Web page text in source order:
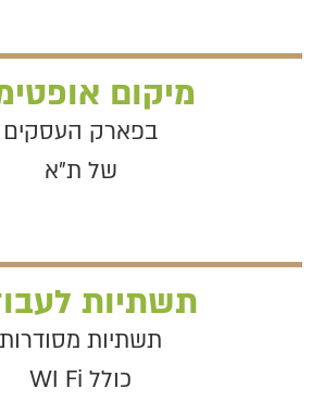
מיקום
בפארק העסקים
של ת"א
תשתיות
תשתיות מסודרות
כולל WI Fi